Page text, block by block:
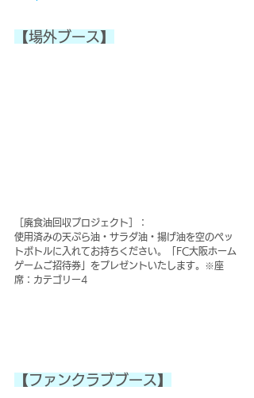
【場外ブース】
［廃食油回収プロジェクト］：
使用済みの天ぷら油・サラダ油・揚げ油を空のペッ
トボトルに入れてお持ちください。「FC大阪ホーム
ゲームご招待券」をプレゼントいたします。※座
席：カテゴリー4
【ファンクラブブース】